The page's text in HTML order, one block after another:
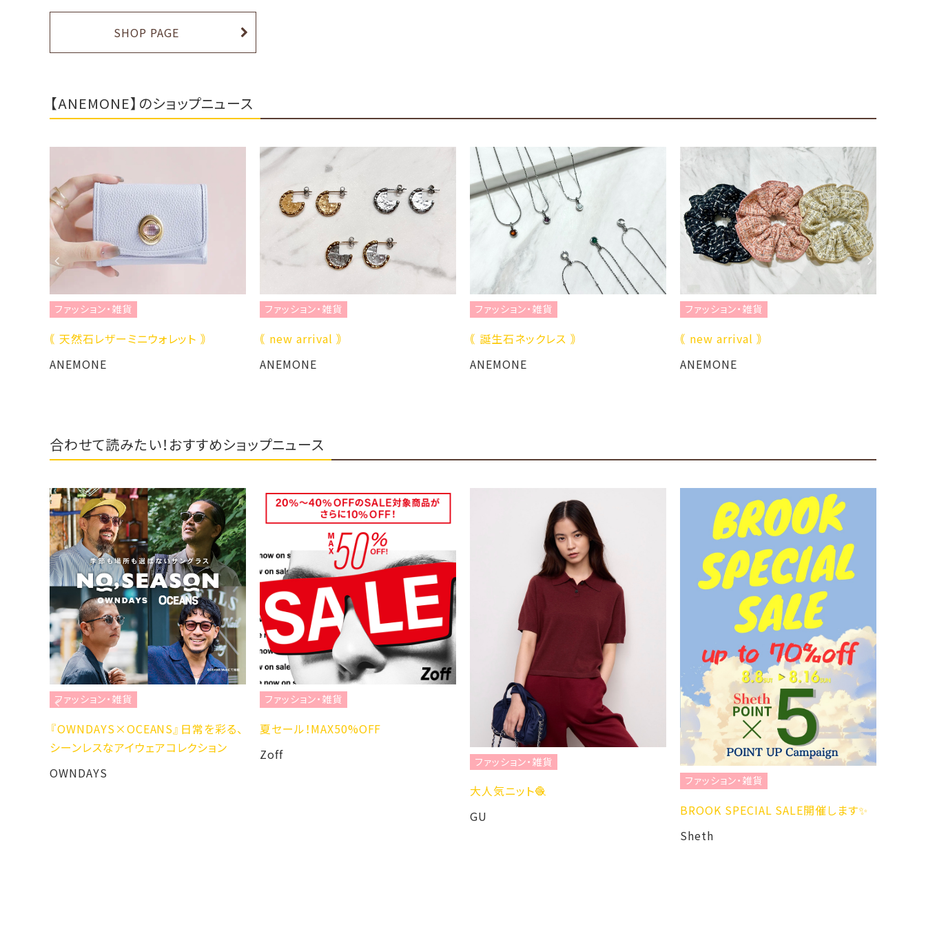
SHOP PAGE
【ANEMONE】のショップニュース
ファッション・雑貨
｟ 天然石レザーミニウォレット ｠
ANEMONE
ファッション・雑貨
｟ new arrival ｠
ANEMONE
ファッション・雑貨
｟ 誕生石ネックレス ｠
ANEMONE
ファッション・雑貨
｟ new arrival ｠
ANEMONE
合わせて読みたい！おすすめショップニュース
ファッション・雑貨
『OWNDAYS×OCEANS』日常を彩る、
シーンレスなアイウェアコレクション
OWNDAYS
ファッション・雑貨
夏セール！MAX50%OFF
Zoff
ファッション・雑貨
大人気ニット🧶
GU
ファッション・雑貨
BROOK SPECIAL SALE開催します✨
Sheth